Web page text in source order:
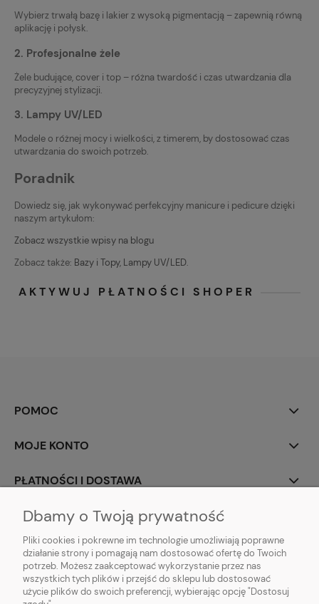
Wybierz trwałą bazę i lakier z wysoką pigmentacją – zapewnią równą
aplikację i połysk.
2. Profesjonalne żele
Żele budujące, cover i top – różna twardość i czas utwardzania dla
precyzyjnej stylizacji.
3. Lampy UV/LED
Modele o różnej mocy i wielkości, z timerem, by dostosować czas
utwardzania do swoich potrzeb.
Poradnik
Dowiedz się, jak wykonywać perfekcyjny manicure i pedicure dzięki
naszym artykułom:
Zobacz wszystkie wpisy na blogu
Zobacz także: Bazy i Topy, Lampy UV/LED.
AKTYWUJ PŁATNOŚCI SHOPER
POMOC
MOJE KONTO
PŁATNOŚCI I DOSTAWA
INFORMACJE
O NAS
Dbamy o Twoją prywatność
Pliki cookies i pokrewne im technologie umożliwiają poprawne
działanie strony i pomagają nam dostosować ofertę do Twoich
potrzeb. Możesz zaakceptować wykorzystanie przez nas
wszystkich tych plików i przejść do sklepu lub dostosować
użycie plików do swoich preferencji, wybierając opcję "Dostosuj